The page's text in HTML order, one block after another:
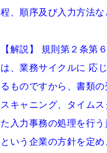
程、順序及び入力方法
【解説】 規則第２条第
は、業務サイクルに 応
るものですから、書類
スキャニング、タイム
た入力事務の処理を行
という企業の方針を定